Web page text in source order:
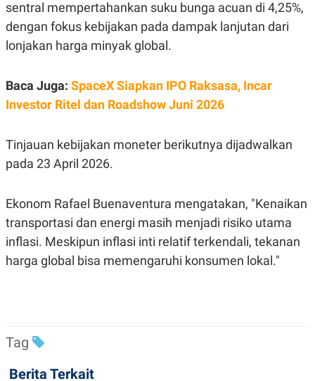
S
A
T
A
A
G
E
K
O
N
N
V
L
I
P
S
JARINGAN
K
N
D
E
Y
P
E
A
S
.
sentral mempertahankan suku bunga acuan di 4,25%,
dengan fokus kebijakan pada dampak lanjutan dari
lonjakan harga minyak global.
Baca Juga: SpaceX Siapkan IPO Raksasa, Incar
Investor Ritel dan Roadshow Juni 2026
Tinjauan kebijakan moneter berikutnya dijadwalkan
pada 23 April 2026.
Ekonom Rafael Buenaventura mengatakan, "Kenaikan
transportasi dan energi masih menjadi risiko utama
inflasi. Meskipun inflasi inti relatif terkendali, tekanan
harga global bisa memengaruhi konsumen lokal."
Tag
Berita Terkait